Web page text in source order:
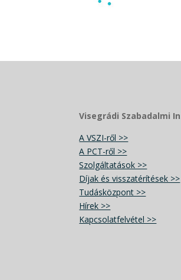
Visegrádi Szabadalmi
A VSZI-ről >>
A PCT-ről >>
Szolgáltatások >>
Díjak és visszatérítések >>
Tudásközpont >>
Hírek >>
Kapcsolatfelvétel >>